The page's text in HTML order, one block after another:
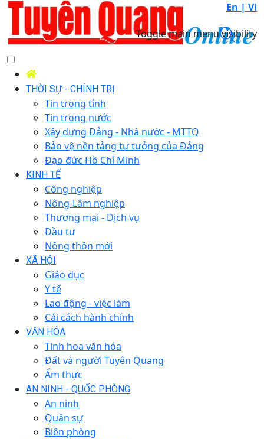
En | Vi
Toggle main menu visibility
THỜI SỰ - CHÍNH TRỊ
Tin trong tỉnh
Tin trong nước
Xây dựng Đảng - Nhà nước - MTTQ
Bảo vệ nền tảng tư tưởng của Đảng
Đạo đức Hồ Chí Minh
KINH TẾ
Công nghiệp
Nông-Lâm nghiệp
Thương mại - Dịch vụ
Đầu tư
Nông thôn mới
XÃ HỘI
Giáo dục
Y tế
Lao động - việc làm
Cải cách hành chính
VĂN HÓA
Tinh hoa văn hóa
Đất và người Tuyên Quang
Ẩm thực
AN NINH - QUỐC PHÒNG
An ninh
Quân sự
Biên phòng